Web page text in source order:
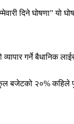
दिने घोषणा” यो
गर्ने बैधानिक
बजेटको २०% कहिले